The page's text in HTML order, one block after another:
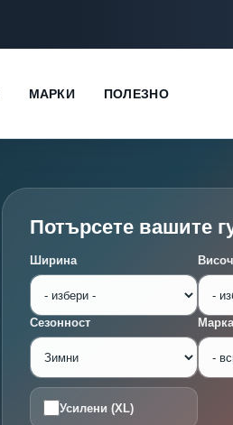
МАРКИ ПОЛЕЗНО
Потърсете вашите
Ширина
Сезонност Марка
Усилени (XL)